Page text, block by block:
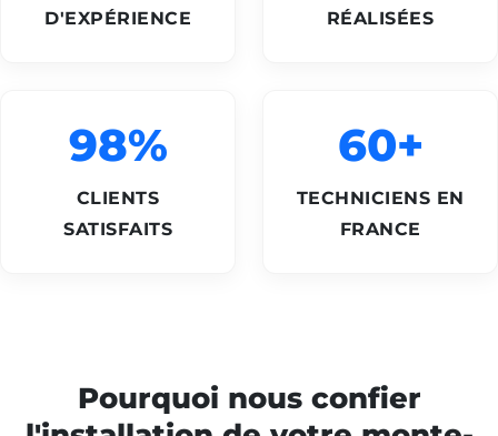
D'EXPÉRIENCE
RÉALISÉES
98%
CLIENTS
SATISFAITS
60+
TECHNICIENS EN
FRANCE
Pourquoi nous confier